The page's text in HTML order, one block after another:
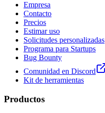
Empresa
Contacto
Precios
Estimar uso
Solicitudes personalizadas
Programa para Startups
Bug Bounty
Comunidad en Discord
Kit de herramientas
Productos